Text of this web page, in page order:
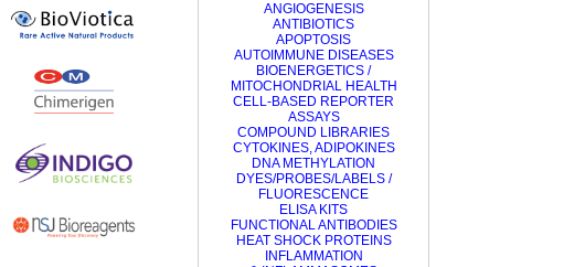
ANGIOGENESIS
ANTIBIOTICS
APOPTOSIS
AUTOIMMUNE DISEASES
BIOENERGETICS /
MITOCHONDRIAL HEALTH
CELL-BASED REPORTER
ASSAYS
COMPOUND LIBRARIES
CYTOKINES, ADIPOKINES
DNA METHYLATION
DYES/PROBES/LABELS /
FLUORESCENCE
ELISA KITS
FUNCTIONAL ANTIBODIES
HEAT SHOCK PROTEINS
INFLAMMATION